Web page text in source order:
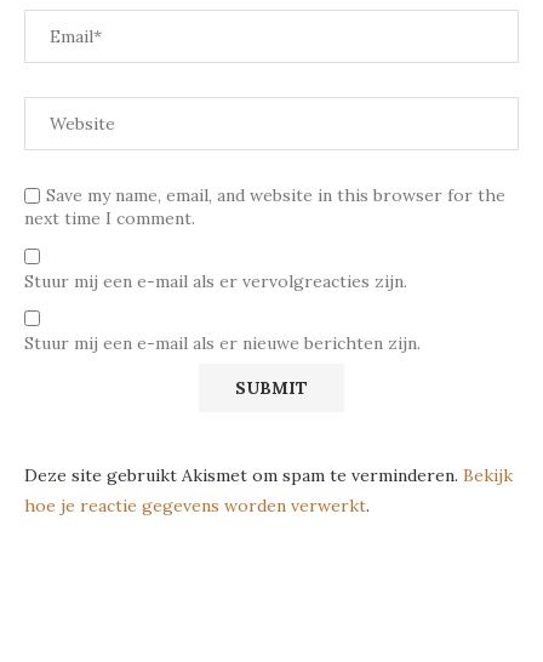
Save my name, email, and website in this browser for the
next time I comment.
Stuur mij een e-mail als er vervolgreacties zijn.
Stuur mij een e-mail als er nieuwe berichten zijn.
Deze site gebruikt Akismet om spam te verminderen. Bekijk
hoe je reactie gegevens worden verwerkt.